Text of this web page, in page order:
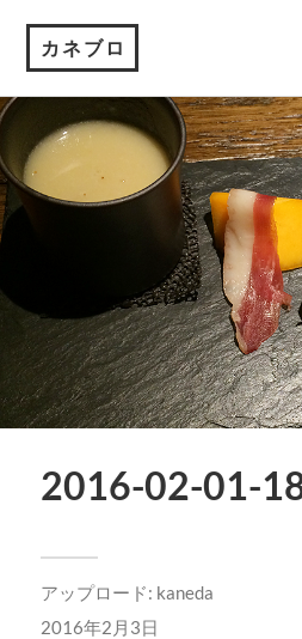
カネブロ
2016-02-01-
アップロード: kaneda
2016年2月3日